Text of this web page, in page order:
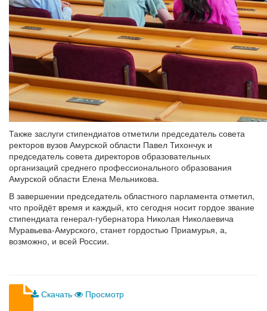
Также заслуги стипендиатов отметили председатель совета
ректоров вузов Амурской области Павел Тихончук и
председатель совета директоров образовательных
организаций среднего профессионального образования
Амурской области Елена Мельникова.
В завершении председатель областного парламента отметил,
что пройдёт время и каждый, кто сегодня носит гордое звание
стипендиата генерал-губернатора Николая Николаевича
Муравьева-Амурского, станет гордостью Приамурья, а,
возможно, и всей России.
Скачать Просмотр